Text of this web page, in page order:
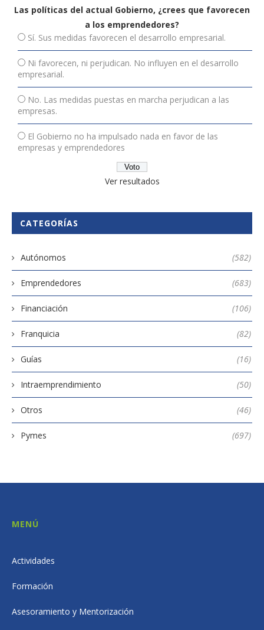
Las políticas del actual Gobierno, ¿crees que favorecen
a los emprendedores?
Sí. Sus medidas favorecen el desarrollo empresarial.
Ni favorecen, ni perjudican. No influyen en el desarrollo
empresarial.
No. Las medidas puestas en marcha perjudican a las
empresas.
El Gobierno no ha impulsado nada en favor de las
empresas y emprendedores
Ver resultados
CATEGORÍAS
Autónomos (582)
Emprendedores (683)
Financiación (106)
Franquicia (82)
Guías (16)
Intraemprendimiento (50)
Otros (46)
Pymes (697)
MENÚ
Actividades
Formación
Asesoramiento y Mentorización